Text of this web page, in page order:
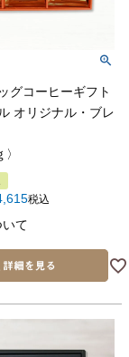
、出産、
名前をご入力
グコーヒーギフト
オリジナル・ブレ
税込